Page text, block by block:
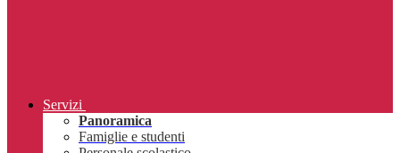
Servizi
Panoramica
Famiglie e studenti